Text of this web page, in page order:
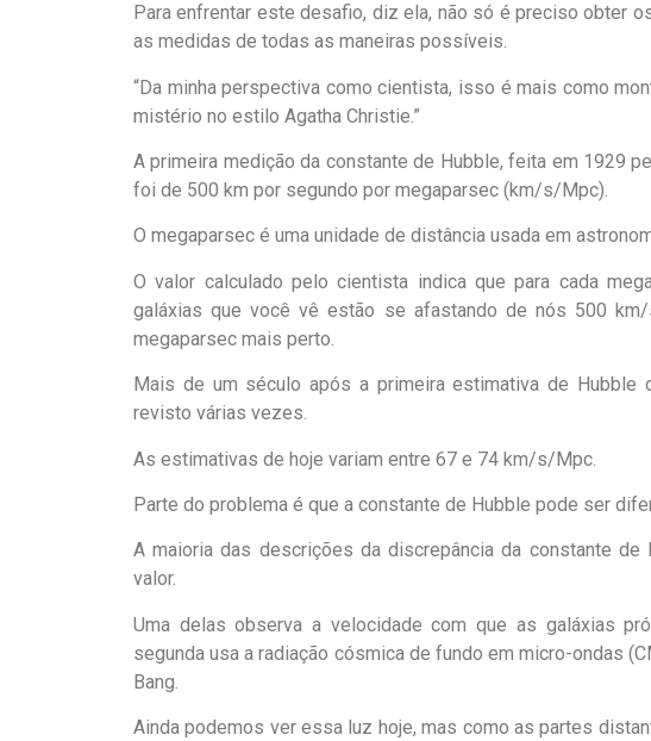
Para enfrentar este desafio, diz ela, não só é preciso obter
as medidas de todas as maneiras possíveis.
“Da minha perspectiva como cientista, isso é mais como
mistério no estilo Agatha Christie.”
A primeira medição da constante de Hubble, feita em 1929
foi de 500 km por segundo por megaparsec (km/s/Mpc).
O megaparsec é uma unidade de distância usada em
O valor calculado pelo cientista indica que para cada
galáxias que você vê estão se afastando de nós 500
megaparsec mais perto.
Mais de um século após a primeira estimativa de Hubble
revisto várias vezes.
As estimativas de hoje variam entre 67 e 74 km/s/Mpc.
Parte do problema é que a constante de Hubble pode ser
A maioria das descrições da discrepância da constante
valor.
Uma delas observa a velocidade com que as galáxias
segunda usa a radiação cósmica de fundo em micro-ondas
Bang.
Ainda podemos ver essa luz hoje, mas como as partes